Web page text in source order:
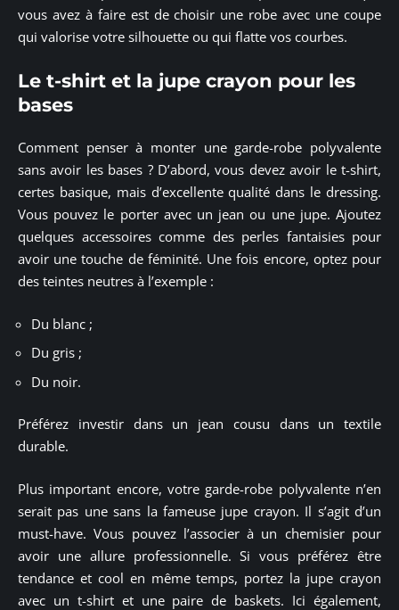
vous avez à faire est de choisir une robe avec une coupe
qui valorise votre silhouette ou qui flatte vos courbes.
Le t-shirt et la jupe crayon pour les
bases
Comment penser à monter une garde-robe polyvalente
sans avoir les bases ? D’abord, vous devez avoir le t-shirt,
certes basique, mais d’excellente qualité dans le dressing.
Vous pouvez le porter avec un jean ou une jupe. Ajoutez
quelques accessoires comme des perles fantaisies pour
avoir une touche de féminité. Une fois encore, optez pour
des teintes neutres à l’exemple :
Du blanc ;
Du gris ;
Du noir.
Préférez investir dans un jean cousu dans un textile
durable.
Plus important encore, votre garde-robe polyvalente n’en
serait pas une sans la fameuse jupe crayon. Il s’agit d’un
must-have. Vous pouvez l’associer à un chemisier pour
avoir une allure professionnelle. Si vous préférez être
tendance et cool en même temps, portez la jupe crayon
avec un t-shirt et une paire de baskets. Ici également,